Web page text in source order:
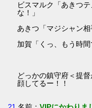
ビスマルク「あきつ
な！」
あきつ「マジシャン
加賀「くっ、もう時
どっかの鎮守府＜提
顔してるー！！